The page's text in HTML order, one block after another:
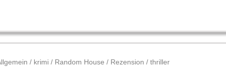
/ krimi / Random House / Rezension /thriller